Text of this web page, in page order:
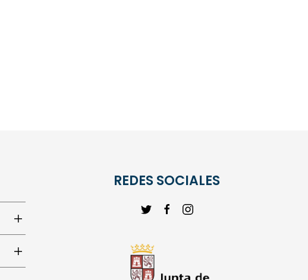
REDES SOCIALES